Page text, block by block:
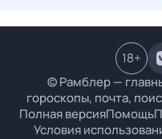
© Рамблер —
гороскопы, почта,
Полная версияПомощь
Условия
18+